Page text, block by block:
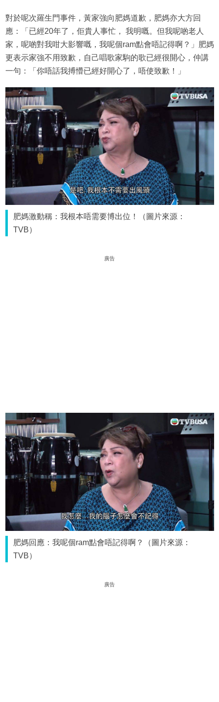
對於呢次羅生門事件，黃家強向肥媽道歉，肥媽亦大方回
應：「已經20年了，佢貴人事忙， 我明嘅。但我呢啲老人
家，呢啲對我咁大影響嘅，我呢個ram點會唔記得啊？」肥媽
更表示家強不用致歉，自己唱歌家駒的歌已經很開心，仲講
一句：「你唔話我搏懵已經好開心了，唔使致歉！」
肥媽激動稱：我根本唔需要博出位！（圖片來源：
TVB）
廣告
肥媽回應：我呢個ram點會唔記得啊？（圖片來源：
TVB）
廣告